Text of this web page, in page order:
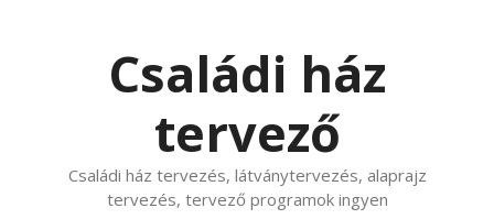
Családi ház
tervező
Családi ház tervezés, látványtervezés, alaprajz
tervezés, tervező programok ingyen